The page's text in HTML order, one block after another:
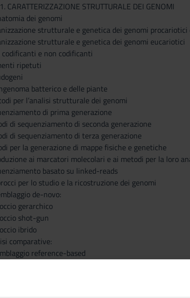
CARATTERIZZAZIONE STRUTTURALE DEI GENOMI
dei genomi
strutturale e genetica dei genomi
strutturale e genetica dei genomi eucariotici
codificanti e non codificanti
ripetuti
batterico e delle piante
per l’analisi strutturale dei genomi
di prima generazione
di sequenziamento di seconda generazione
di sequenziamento di terza generazione
per la generazione di mappe fisiche e genetiche
ai marcatori molecolari e ai metodi per la loro
basato su linked-reads
per lo studio e la ricostruzione dei genomi
de-novo:
gerarchico
shot-gun
ibrido
comparative:
reference-based
Genoma
svolgeranno attivamente l’analisi, la